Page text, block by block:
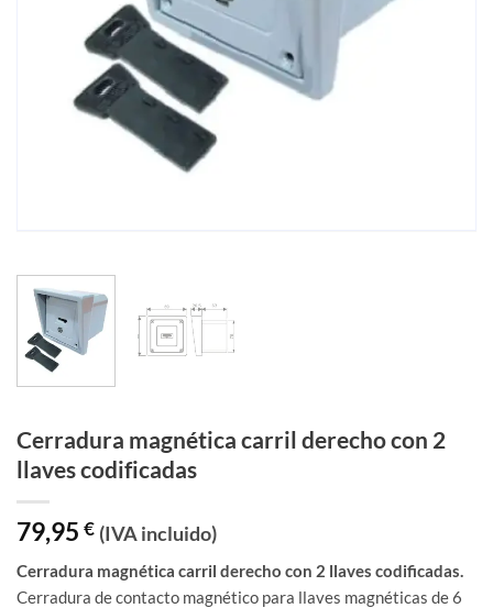
Cerradura magnética carril derecho con 2
llaves codificadas
79,95 € (IVA incluido)
Cerradura magnética carril derecho con 2 llaves codificadas.
Cerradura de contacto magnético para llaves magnéticas de 6